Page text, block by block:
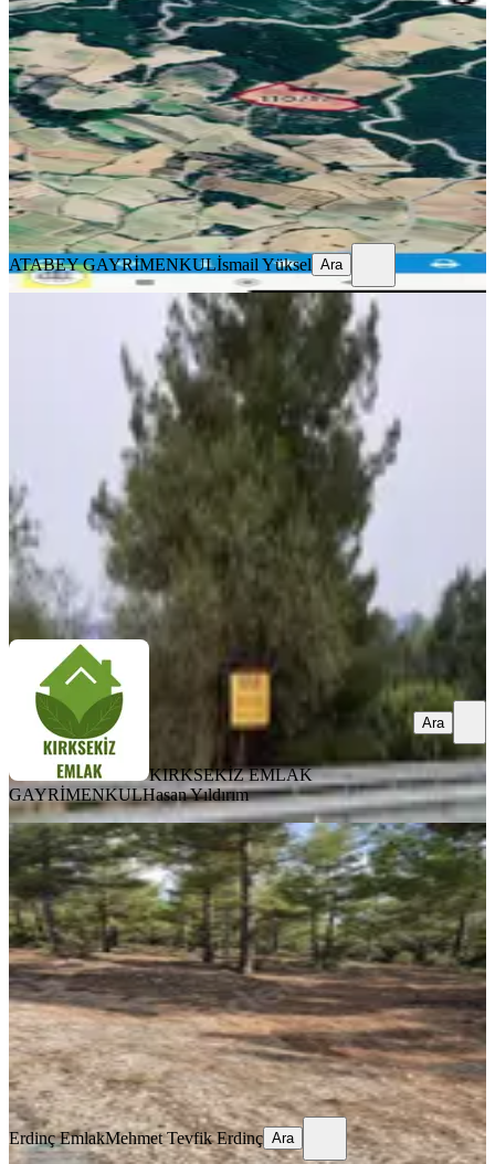
Kale, Alanyurt Mahallesi
12783 m²·Parselli, Yolu Açılmış·274/m²
·
07.08.2026
3.500.000 ₺
ATABEY GAYRİMENKULİsmail Yüksel
Ara
ATABEY GAYRİMENKULİsmail Yüksel Ara
Muğla Menteşe Gazeller'de
Ticari/konut İmarlı Satılık Arsa...
Kale, Demirciler Mahallesi
795 m²· 2.516/m² 06.08.2026
2.000.000 ₺
KIRKSEKİZ EMLAK GAYRİMENKUL Hasan Yıldırım
Ara
KIRKSEKİZ EMLAK
GAYRİMENKULHasan Yıldırım
Ara
TAKASLI
Ucuz Al İşlet Kazan Satılık Tarla 350
Bin Tl
Kale, Cumhuriyet Mahallesi
2900 m²·121/m²·06.07.2026
350.000 ₺
Erdinç EmlakMehmet Tevfik Erdinç
Ara
Erdinç EmlakMehmet Tevfik Erdinç Ara